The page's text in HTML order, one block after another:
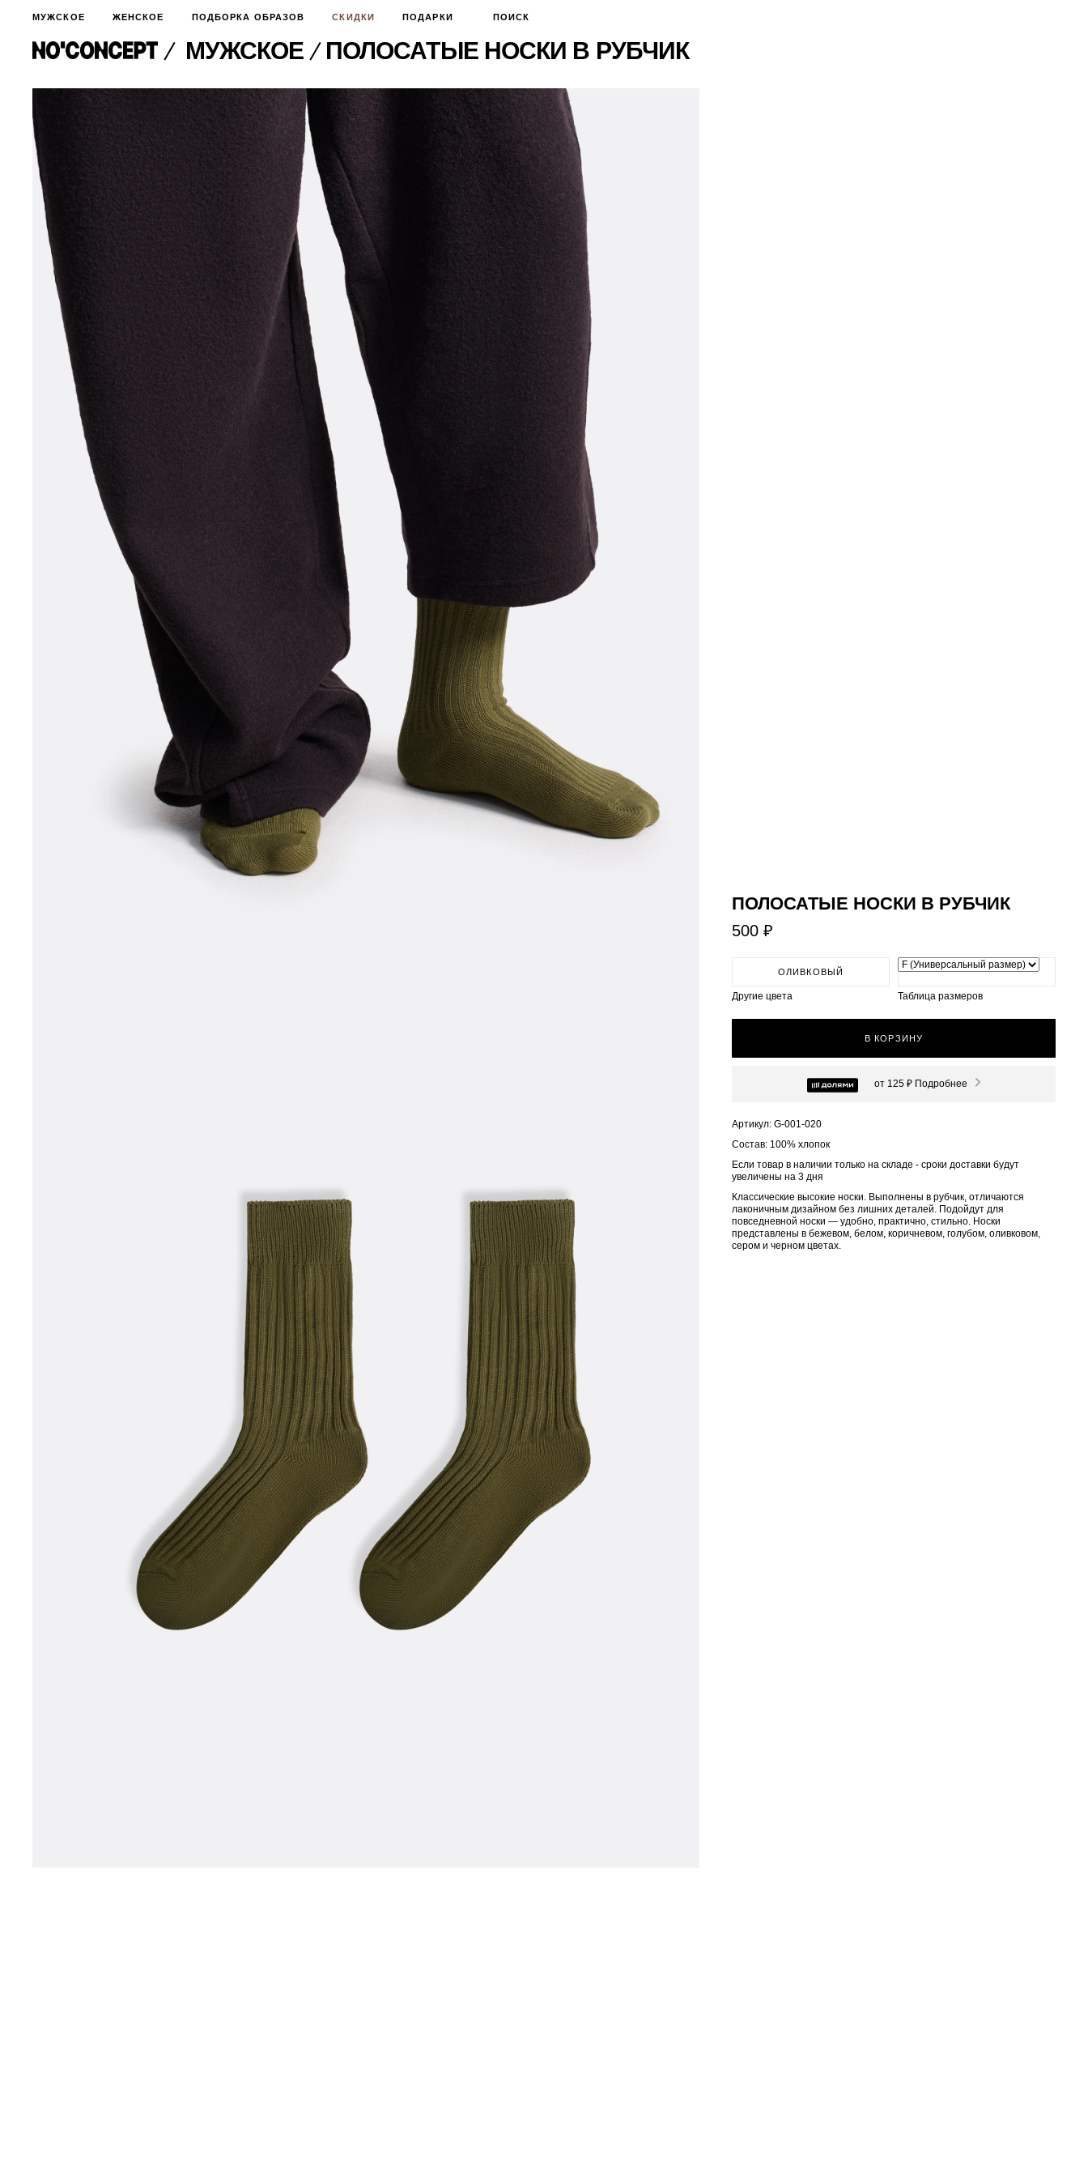
МУЖСКОЕ ЖЕНСКОЕ ПОДБОРКА ОБРАЗОВ СКИДКИ ПОДАРКИ ПОИСК
МУЖСКОЕ ​ПОЛОСАТЫЕ НОСКИ В РУБЧИК
​ПОЛОСАТЫЕ НОСКИ В РУБЧИК
500 ₽
ОЛИВКОВЫЙ
Другие цвета Таблица размеров
В КОРЗИНУ
от 125 ₽ Подробнее
Артикул: G-001-020
Состав: 100% хлопок
Если товар в наличии только на складе - сроки доставки будут
увеличены на 3 дня
Классические высокие носки. Выполнены в рубчик, отличаются
лаконичным дизайном без лишних деталей. Подойдут для
повседневной носки — удобно, практично, стильно. Носки
представлены в бежевом, белом, коричневом, голубом, оливковом,
сером и черном цветах.
ДЛЯ ОСОБОГО СЛУЧАЯ
ФУТБОЛКИ И ЛОНГСЛИВЫ
ШОРТЫ
БРЮКИ И ДЖИНСЫ
ПИДЖАКИ И РУБАШКИ
ХУДИ И СВИТШОТЫ
АКСЕССУАРЫ
ВЕРХНЯЯ ОДЕЖДА
СВИТЕРА И КАРДИГАНЫ
СМОТРЕТЬ ВСЕ
НОВИНКИ
БРЮКИ И ДЖИНСЫ
ПИДЖАКИ И РУБАШКИ
ХУДИ И СВИТШОТЫ
ВЕРХНЯЯ ОДЕЖДА
СМОТРЕТЬ ВСЕ
ПОДБОРКА ОБРАЗОВ
СКИДКИ
ПОДАРКИ